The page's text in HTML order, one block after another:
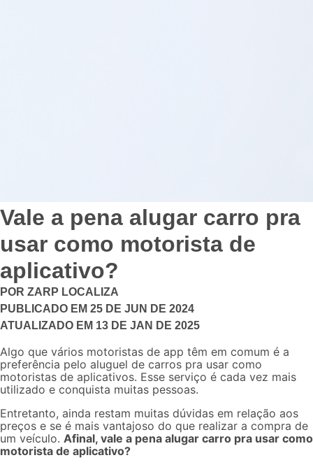
Vale a pena alugar carro pra
usar como motorista de
aplicativo?
POR ZARP LOCALIZA
PUBLICADO EM 25 DE JUN DE 2024
ATUALIZADO EM 13 DE JAN DE 2025
Algo que vários motoristas de app têm em comum é a
preferência pelo aluguel de carros pra usar como
motoristas de aplicativos. Esse serviço é cada vez mais
utilizado e conquista muitas pessoas.
Entretanto, ainda restam muitas dúvidas em relação aos
preços e se é mais vantajoso do que realizar a compra de
um veículo. Afinal, vale a pena alugar carro pra usar como
motorista de aplicativo?